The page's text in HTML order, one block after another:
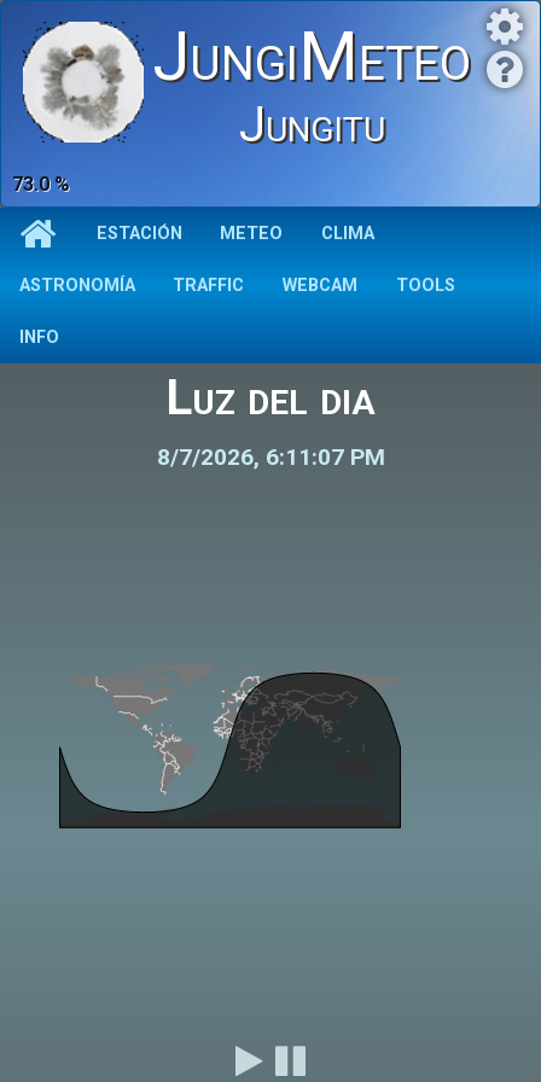
73.0 %
JungiMeteo
Jungitu
ESTACIÓN METEO CLIMA
ASTRONOMÍA TRAFFIC WEBCAM TOOLS
INFO
Luz del dia
8/7/2026, 6:11:07 PM